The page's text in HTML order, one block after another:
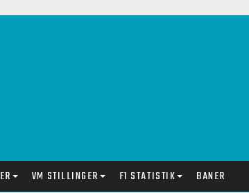
VM STILLINGER F1 STATISTIK BANER